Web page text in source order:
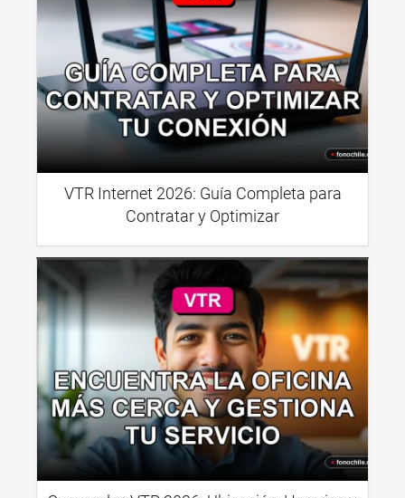
VTR Internet 2026: Guía Completa para
Contratar y Optimizar